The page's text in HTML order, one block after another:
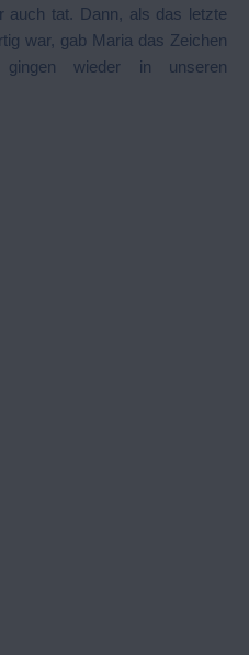
auch tat. Dann, als das letzte
war, gab Maria das Zeichen
wieder in unseren